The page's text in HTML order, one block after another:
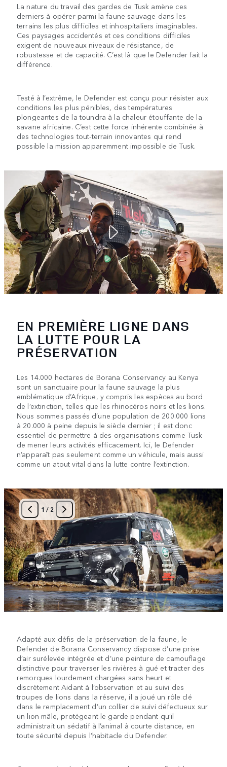
La nature du travail des gardes de Tusk amène ces
derniers à opérer parmi la faune sauvage dans les
terrains les plus difficiles et inhospitaliers imaginables.
Ces paysages accidentés et ces conditions difficiles
exigent de nouveaux niveaux de résistance, de
robustesse et de capacité. C’est là que le Defender fait la
différence.
Testé à l’extrême, le Defender est conçu pour résister aux
conditions les plus pénibles, des températures
plongeantes de la toundra à la chaleur étouffante de la
savane africaine. C’est cette force inhérente combinée à
des technologies tout-terrain innovantes qui rend
possible la mission apparemment impossible de Tusk.
EN PREMIÈRE LIGNE DANS
LA LUTTE POUR LA
PRÉSERVATION
Les 14.000 hectares de Borana Conservancy au Kenya
sont un sanctuaire pour la faune sauvage la plus
emblématique d’Afrique, y compris les espèces au bord
de l’extinction, telles que les rhinocéros noirs et les lions.
Nous sommes passés d’une population de 200.000 lions
à 20.000 à peine depuis le siècle dernier ; il est donc
essentiel de permettre à des organisations comme Tusk
de mener leurs activités efficacement. Ici, le Defender
n’apparaît pas seulement comme un véhicule, mais aussi
comme un atout vital dans la lutte contre l’extinction.
1 / 2
Adapté aux défis de la préservation de la faune, le
Defender de Borana Conservancy dispose d’une prise
d’air surélevée intégrée et d’une peinture de camouflage
distinctive pour traverser les rivières à gué et tracter des
remorques lourdement chargées sans heurt et
discrètement Aidant à l’observation et au suivi des
troupes de lions dans la réserve, il a joué un rôle clé
dans le remplacement d’un collier de suivi défectueux sur
un lion mâle, protégeant le garde pendant qu’il
administrait un sédatif à l’animal à courte distance, en
toute sécurité depuis l’habitacle du Defender.